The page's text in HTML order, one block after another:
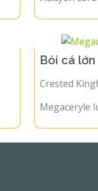
Bói cá lớn
Crested
Megaceryle